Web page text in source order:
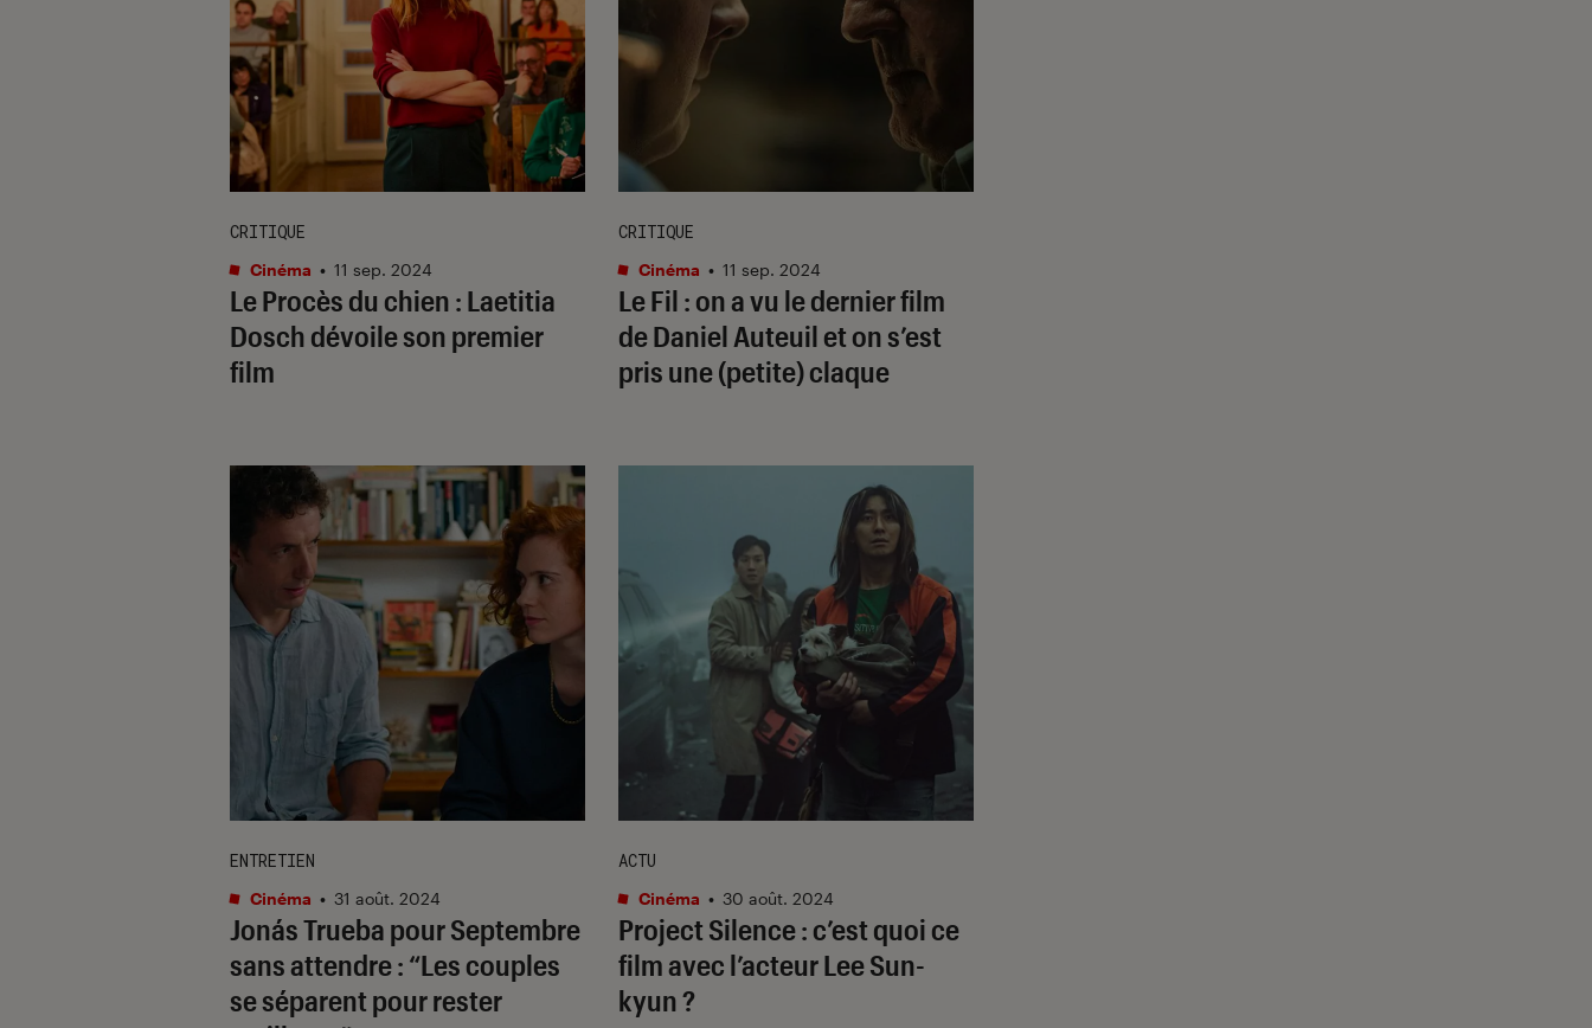
Le Procès du chien : Laetitia
Dosch dévoile son premier
film
CRITIQUE
Cinéma • 11 sep. 2024
Le Fil : on a vu le dernier film
de Daniel Auteuil et on s’est
pris une (petite) claque
CRITIQUE
Cinéma • 11 sep. 2024
Jonás Trueba pourSeptembre
sans attendre: “Les couples
se séparent pour rester
ENTRETIEN
Cinéma • 31 août. 2024
Project Silence: c’est quoi ce
film avec l’acteur Lee Sun-
kyun ?
ACTU
Cinéma • 30 août. 2024